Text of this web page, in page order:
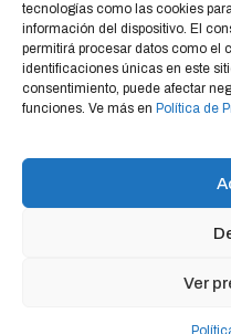
tecnologías como las cookies
información del dispositivo. El
permitirá procesar datos como el
identificaciones únicas en este
consentimiento, puede afectar
funciones. Ve más en Política de
Ver
Home Política de privacidad
Portal Hospedado en